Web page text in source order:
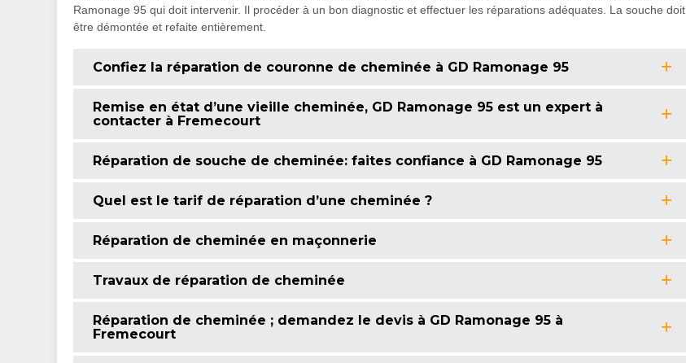
Ramonage 95 qui doit intervenir. Il procéder à un bon diagnostic et effectuer les réparations adéquates. La souche doit
être démontée et refaite entièrement.
Confiez la réparation de couronne de cheminée à GD Ramonage 95
Remise en état d’une vieille cheminée, GD Ramonage 95 est un expert à
contacter à Fremecourt
Réparation de souche de cheminée: faites confiance à GD Ramonage 95
Quel est le tarif de réparation d’une cheminée ?
Réparation de cheminée en maçonnerie
Travaux de réparation de cheminée
Réparation de cheminée ; demandez le devis à GD Ramonage 95 à
Fremecourt